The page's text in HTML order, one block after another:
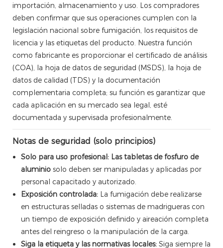
importación, almacenamiento y uso. Los compradores
deben confirmar que sus operaciones cumplen con la
legislación nacional sobre fumigación, los requisitos de
licencia y las etiquetas del producto. Nuestra función
como fabricante es proporcionar el certificado de análisis
(COA), la hoja de datos de seguridad (MSDS), la hoja de
datos de calidad (TDS) y la documentación
complementaria completa; su función es garantizar que
cada aplicación en su mercado sea legal, esté
documentada y supervisada profesionalmente.
Notas de seguridad (solo principios)
Solo para uso profesional: Las tabletas de fosfuro de
aluminiosolo deben ser manipuladas y aplicadas por
personal capacitado y autorizado.
Exposición controlada:La fumigación debe realizarse
en estructuras selladas o sistemas de madrigueras con
un tiempo de exposición definido y aireación completa
antes del reingreso o la manipulación de la carga.
Siga la etiqueta y las normativas locales:Siga siempre la